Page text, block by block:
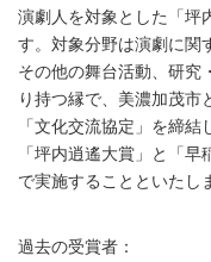
演劇人を対象とした「坪
す。対象分野は演劇に関
その他の舞台活動、研究
り持つ縁で、美濃加茂市
「文化交流協定」を締
「坪内逍遙大賞」と「
で実施することといたし
過去の受賞者：